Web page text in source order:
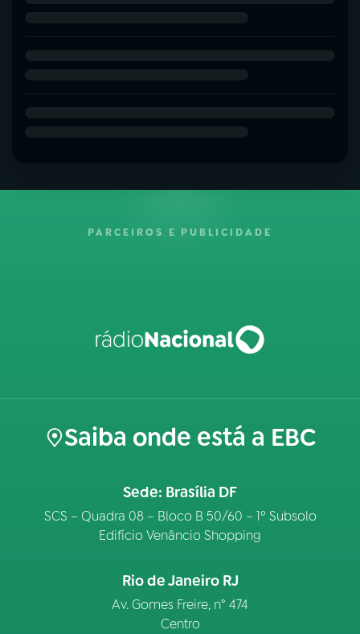
PARCEIROS E PUBLICIDADE
Saiba onde está a EBC
Sede: Brasília DF
SCS – Quadra 08 – Bloco B 50/60 – 1º Subsolo
Edifício Venâncio Shopping
Rio de Janeiro RJ
Av. Gomes Freire, n° 474
Centro